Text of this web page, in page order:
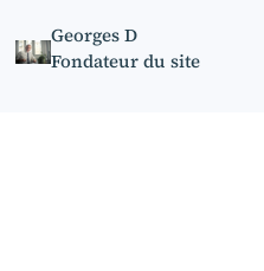
Georges D
Fondateur du site